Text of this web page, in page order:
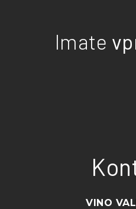
Imate
VINO